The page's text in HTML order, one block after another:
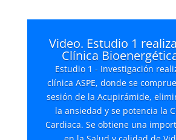
Video. Estudio 1
Clínica
Estudio 1 - Investigación
clínica ASPE, donde se
sesión de la Acupirámide,
la ansiedad y se potencia la
Cardiaca. Se obtiene una